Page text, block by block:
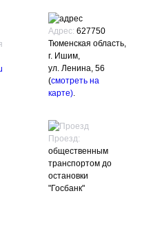
Адрес:627750
Тюменская область,
г. Ишим,
ул. Ленина, 56
(смотреть на
карте).
Проезд:
общественным
транспортом до
остановки
"Госбанк"